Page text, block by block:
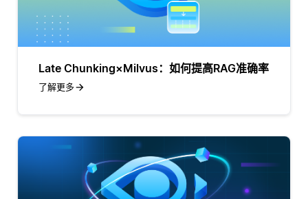
Late Chunking×Milvus：如何提高RAG准确率
了解更多